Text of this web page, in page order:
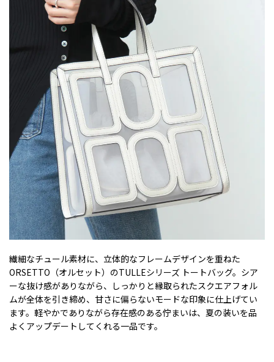
繊細なチュール素材に、立体的なフレームデザインを重ねた
ORSETTO（オルセット）のTULLEシリーズ トートバッグ。シア
ーな抜け感がありながら、しっかりと縁取られたスクエアフォル
ムが全体を引き締め、甘さに偏らないモードな印象に仕上げてい
ます。軽やかでありながら存在感のある佇まいは、夏の装いを品
よくアップデートしてくれる一品です。